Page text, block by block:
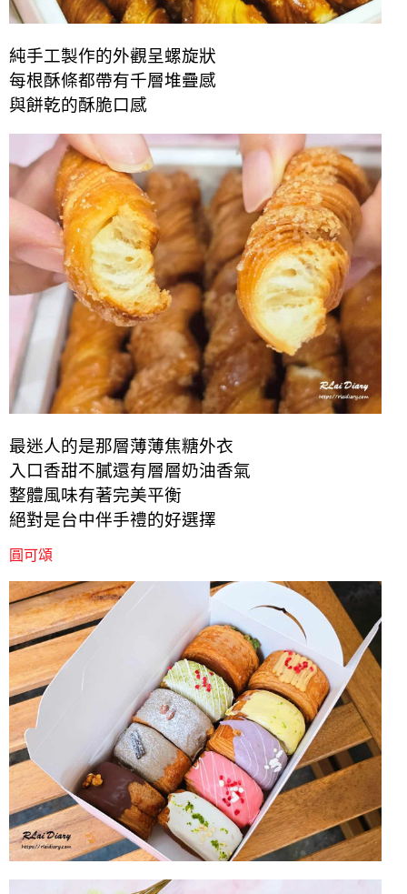
純手工製作的外觀呈螺旋狀
每根酥條都帶有千層堆疊感
與餅乾的酥脆口感
最迷人的是那層薄薄焦糖外衣
入口香甜不膩還有層層奶油香氣
整體風味有著完美平衡
絕對是台中伴手禮的好選擇
圓可頌